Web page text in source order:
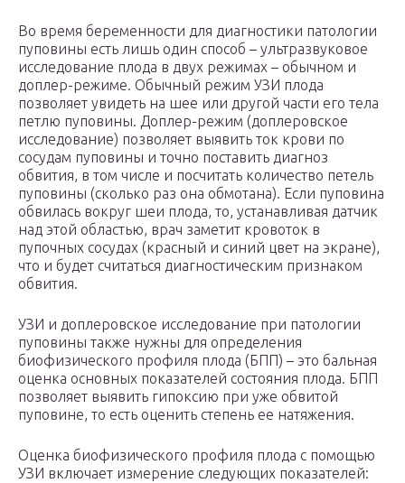
Во время беременности для диагностики патологии
пуповины есть лишь один способ – ультразвуковое
исследование плода в двух режимах – обычном и
доплер-режиме. Обычный режим УЗИ плода
позволяет увидеть на шее или другой части его тела
петлю пуповины. Доплер-режим (доплеровское
исследование) позволяет выявить ток крови по
сосудам пуповины и точно поставить диагноз
обвития, в том числе и посчитать количество петель
пуповины (сколько раз она обмотана). Если пуповина
обвилась вокруг шеи плода, то, устанавливая датчик
над этой областью, врач заметит кровоток в
пупочных сосудах (красный и синий цвет на экране),
что и будет считаться диагностическим признаком
обвития.
УЗИ и доплеровское исследование при патологии
пуповины также нужны для определения
биофизического профиля плода (БПП) – это бальная
оценка основных показателей состояния плода. БПП
позволяет выявить гипоксию при уже обвитой
пуповине, то есть оценить степень ее натяжения.
Оценка биофизического профиля плода с помощью
УЗИ включает измерение следующих показателей: